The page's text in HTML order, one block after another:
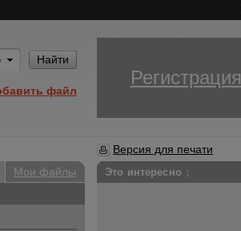
Найти
файл
Регистрация
Версия для печати
Мои файлы
Это интересно ↓